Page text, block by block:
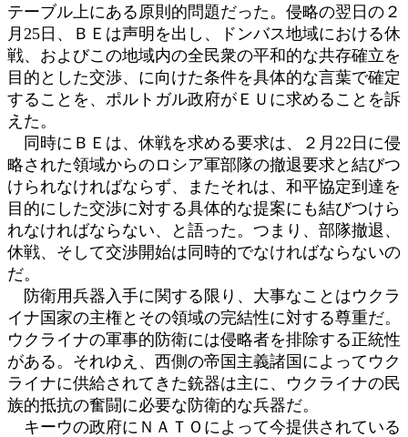
テーブル上にある原則的問題だった。侵略の翌日の２
月25日、ＢＥは声明を出し、ドンバス地域における休
戦、およびこの地域内の全民衆の平和的な共存確立を
目的とした交渉、に向けた条件を具体的な言葉で確定
することを、ポルトガル政府がＥＵに求めることを訴
えた。
同時にＢＥは、休戦を求める要求は、２月22日に侵
略された領域からのロシア軍部隊の撤退要求と結びつ
けられなければならず、またそれは、和平協定到達を
目的にした交渉に対する具体的な提案にも結びつけら
れなければならない、と語った。つまり、部隊撤退、
休戦、そして交渉開始は同時的でなければならないの
だ。
防衛用兵器入手に関する限り、大事なことはウクラ
イナ国家の主権とその領域の完結性に対する尊重だ。
ウクライナの軍事的防衛には侵略者を排除する正統性
がある。それゆえ、西側の帝国主義諸国によってウク
ライナに供給されてきた銃器は主に、ウクライナの民
族的抵抗の奮闘に必要な防衛的な兵器だ。
キーウの政府にＮＡＴＯによって今提供されている